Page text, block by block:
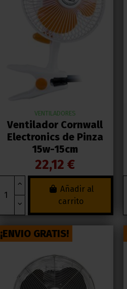
VENTILADORES
Ventilador Cornwall
Electronics de Pinza
15w-15cm
22,12 €
Añadir al
carrito
¡ENVIO GRATIS!